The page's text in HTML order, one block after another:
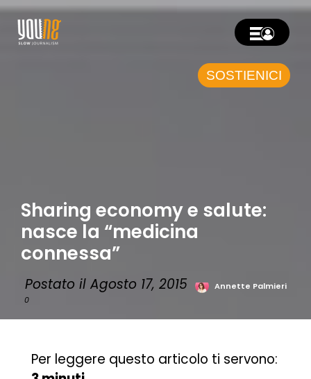
SOSTIENICI
Sharing economy e salute:
nasce la “medicina
connessa”
Postato il Agosto 17, 2015
Annette Palmieri
0
Per leggere questo articolo ti servono: